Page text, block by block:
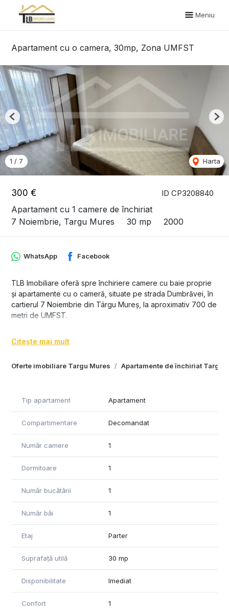
Meniu
Apartament cu o camera, 30mp, Zona UMFST
ID CP3208840
300 €
Apartament cu 1 camere de închiriat
7 Noiembrie, Targu Mures
30 mp 2000
1 / 7 Harta
Previous
Oferte imobiliare Targu Mures Apartamente de închiriat Targu
WhatsApp Facebook
TLB Imobiliare oferă spre închiriere camere cu baie proprie
și apartamente cu o cameră, situate pe strada Dumbrăvei, în
cartierul 7 Noiembrie din Târgu Mureș, la aproximativ 700 de
metri de UMFST.
cămin studențesc modern, toate camerele și apartamentele
cameră, pentru a răspunde diferitelor nevoi și bugete.
este comună, complet utilată și amenajată pentru confortul
locatarilor.
Poziționarea este excelentă, la doar câteva minute de mers
pe jos de UMFST, în apropierea magazinelor, farmaciilor,
restaurantelor, stațiilor de autobuz și a altor facilități
necesare vieții de zi cu zi.
doresc o locuință modernă, într-o zonă liniștită și foarte
Disponibil imediat și vă așteptăm la vizionare!
Citește mai mult
Tip apartament Apartament
Compartimentare Decomandat
Număr camere 1
Dormitoare 1
Număr bucătării 1
Număr băi 1
Etaj Parter
Suprafață utilă 30 mp
Disponibilitate Imediat
Confort 1